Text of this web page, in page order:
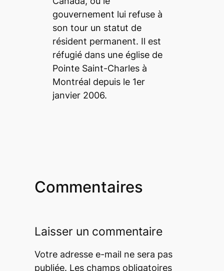
gouvernement lui refuse à
son tour un statut de
résident permanent. Il est
réfugié dans une église de
Pointe Saint-Charles à
Montréal depuis le 1er
janvier 2006.
Commentaires
Laisser un commentaire
Votre adresse e-mail ne sera pas
publiée. Les champs obligatoires